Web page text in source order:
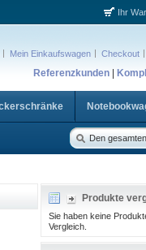
Mein Einkaufswagen Checkout
Referenzkunden
Ihr
Produkte
Sie haben keine
Vergleich.